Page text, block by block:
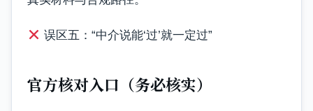
误区五：“中介说能‘过’就一定过”
官方核对入口（务必核实）